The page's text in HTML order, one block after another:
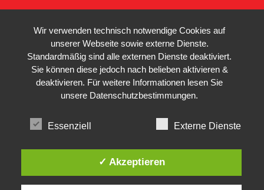
Wir verwenden technisch notwendige Cookies auf
unserer Webseite sowie externe Dienste.
Standardmäßig sind alle externen Dienste deaktiviert.
Sie können diese jedoch nach belieben aktivieren &
deaktivieren. Für weitere Informationen lesen Sie
unsere Datenschutzbestimmungen.
Essenziell Externe Dienste
✓ Akzeptieren